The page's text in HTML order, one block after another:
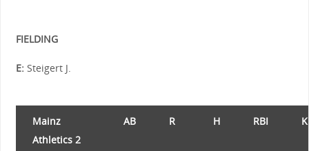
FIELDING
E:Steigert J.
Mainz
Athletics 2
AB R H RBI K